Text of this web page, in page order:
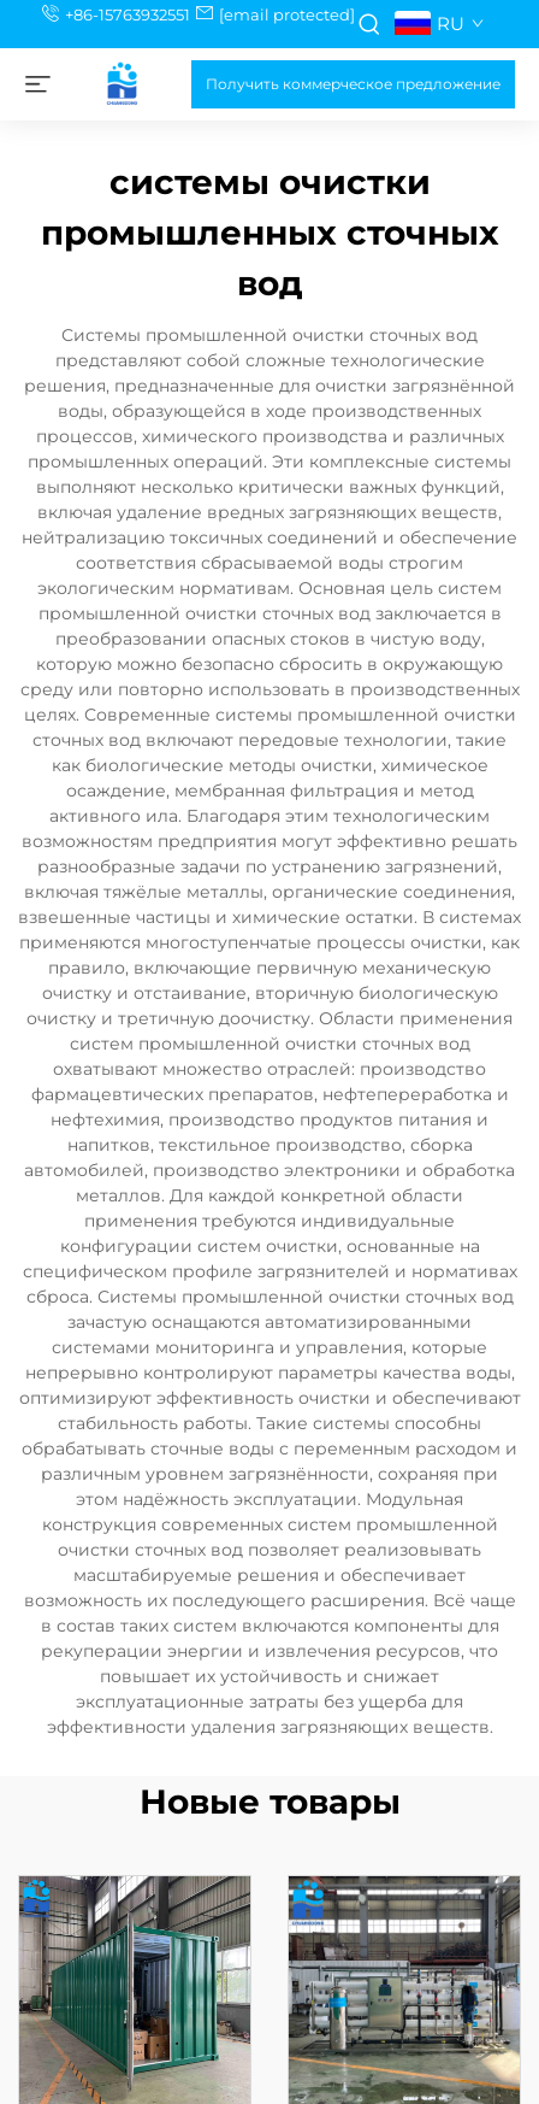
+86-15763932551 [email protected] RU
Получить коммерческое предложение
системы очистки
промышленных сточных
вод
Системы промышленной очистки сточных вод
представляют собой сложные технологические
решения, предназначенные для очистки загрязнённой
воды, образующейся в ходе производственных
процессов, химического производства и различных
промышленных операций. Эти комплексные системы
выполняют несколько критически важных функций,
включая удаление вредных загрязняющих веществ,
нейтрализацию токсичных соединений и обеспечение
соответствия сбрасываемой воды строгим
экологическим нормативам. Основная цель систем
промышленной очистки сточных вод заключается в
преобразовании опасных стоков в чистую воду,
которую можно безопасно сбросить в окружающую
среду или повторно использовать в производственных
целях. Современные системы промышленной очистки
сточных вод включают передовые технологии, такие
как биологические методы очистки, химическое
осаждение, мембранная фильтрация и метод
активного ила. Благодаря этим технологическим
возможностям предприятия могут эффективно решать
разнообразные задачи по устранению загрязнений,
включая тяжёлые металлы, органические соединения,
взвешенные частицы и химические остатки. В системах
применяются многоступенчатые процессы очистки, как
правило, включающие первичную механическую
очистку и отстаивание, вторичную биологическую
очистку и третичную доочистку. Области применения
систем промышленной очистки сточных вод
охватывают множество отраслей: производство
фармацевтических препаратов, нефтепереработка и
нефтехимия, производство продуктов питания и
напитков, текстильное производство, сборка
автомобилей, производство электроники и обработка
металлов. Для каждой конкретной области
применения требуются индивидуальные
конфигурации систем очистки, основанные на
специфическом профиле загрязнителей и нормативах
сброса. Системы промышленной очистки сточных вод
зачастую оснащаются автоматизированными
системами мониторинга и управления, которые
непрерывно контролируют параметры качества воды,
оптимизируют эффективность очистки и обеспечивают
стабильность работы. Такие системы способны
обрабатывать сточные воды с переменным расходом и
различным уровнем загрязнённости, сохраняя при
этом надёжность эксплуатации. Модульная
конструкция современных систем промышленной
очистки сточных вод позволяет реализовывать
масштабируемые решения и обеспечивает
возможность их последующего расширения. Всё чаще
в состав таких систем включаются компоненты для
рекуперации энергии и извлечения ресурсов, что
повышает их устойчивость и снижает
эксплуатационные затраты без ущерба для
эффективности удаления загрязняющих веществ.
Новые товары